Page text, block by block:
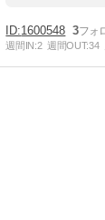
1600548 3
週間IN:2 週間OUT:34